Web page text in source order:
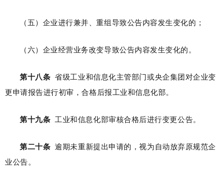
（五）企业进行兼并、重组导致公告内容发生变化的；
（六）企业经营业务改变导致公告内容发生变化的。
第十八条 省级工业和信息化主管部门或央企集团对企业变
更申请报告进行初审，合格后报工业和信息化部。
第十九条 工业和信息化部审核合格后进行变更公告。
第二十条 逾期未重新提出申请的，视为自动放弃原规范企
业公告。